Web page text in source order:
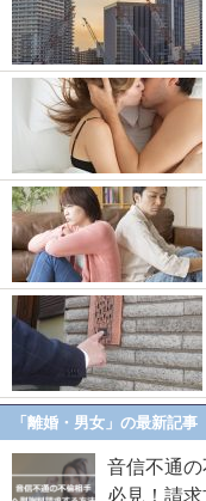
「離婚・男女」の最新記事
音信不通
必見！請